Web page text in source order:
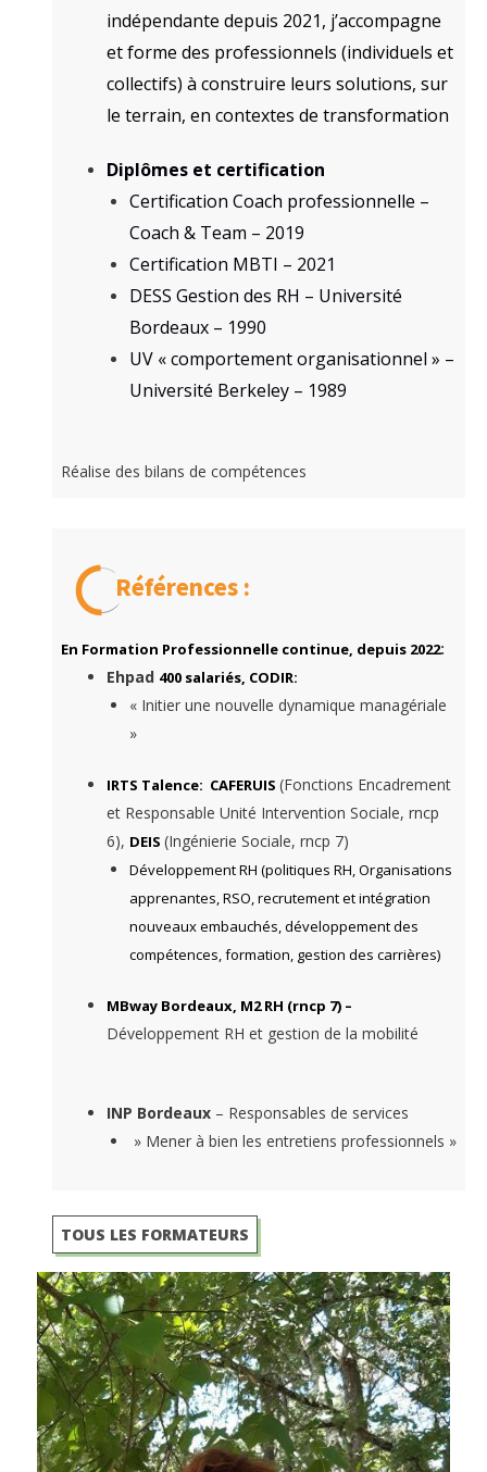
indépendante depuis 2021, j’accompagne
et forme des professionnels (individuels et
collectifs) à construire leurs solutions, sur
le terrain, en contextes de transformation
Diplômes et certification
Certification Coach professionnelle –
Coach & Team – 2019
Certification MBTI – 2021
DESS Gestion des RH – Université
Bordeaux – 1990
UV « comportement organisationnel » –
Université Berkeley – 1989
Réalise des bilans de compétences
Références :
En Formation Professionnelle continue, depuis2022:
Ehpad 400 salariés, CODIR:
« Initier une nouvelle dynamique managériale
»
IRTS Talence: CAFERUIS (Fonctions Encadrement
et Responsable Unité Intervention Sociale, rncp
6), DEIS (Ingénierie Sociale, rncp 7)
Développement RH (politiques RH, Organisations
apprenantes, RSO, recrutement et intégration
nouveaux embauchés, développement des
compétences, formation, gestion des carrières)
MBway Bordeaux, M2 RH (rncp 7) –
Développement RH et gestion de la mobilité
INP Bordeaux– Responsables de services
» Mener à bien les entretiens professionnels »
TOUS LES FORMATEURS